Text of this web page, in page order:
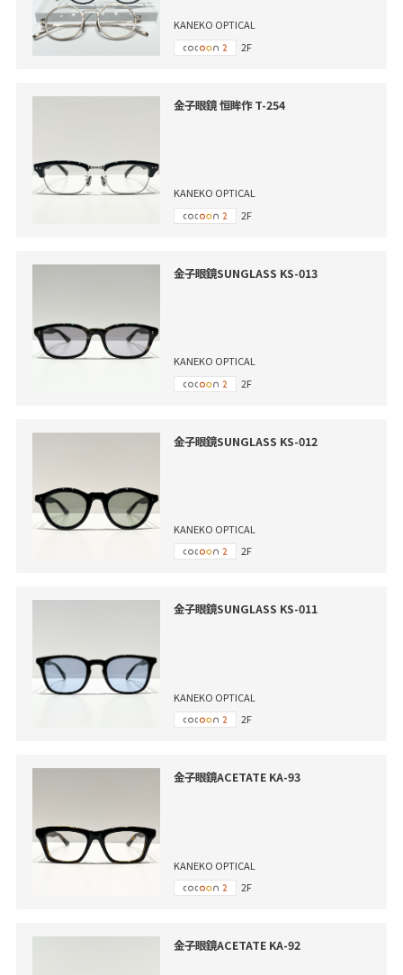
KANEKO OPTICAL
2F
金子眼鏡 恒眸作 T-254
KANEKO OPTICAL
2F
金子眼鏡SUNGLASS KS-013
KANEKO OPTICAL
2F
金子眼鏡SUNGLASS KS-012
KANEKO OPTICAL
2F
金子眼鏡SUNGLASS KS-011
KANEKO OPTICAL
2F
金子眼鏡ACETATE KA-93
KANEKO OPTICAL
2F
金子眼鏡ACETATE KA-92